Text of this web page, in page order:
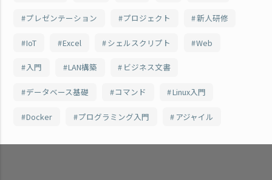
プレゼンテーション プロジェクト 新人研修
IoT Excel シェルスクリプト Web
入門 LAN構築 ビジネス文書
データベース基礎 コマンド Linux入門
Docker プログラミング入門 アジャイル